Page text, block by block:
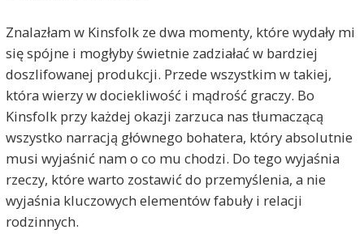
Znalazłam w Kinsfolk ze dwa momenty, które wydały mi
się spójne i mogłyby świetnie zadziałać w bardziej
doszlifowanej produkcji. Przede wszystkim w takiej,
która wierzy w dociekliwość i mądrość graczy. Bo
Kinsfolk przy każdej okazji zarzuca nas tłumaczącą
wszystko narracją głównego bohatera, który absolutnie
musi wyjaśnić nam o co mu chodzi. Do tego wyjaśnia
rzeczy, które warto zostawić do przemyślenia, a nie
wyjaśnia kluczowych elementów fabuły i relacji
rodzinnych.